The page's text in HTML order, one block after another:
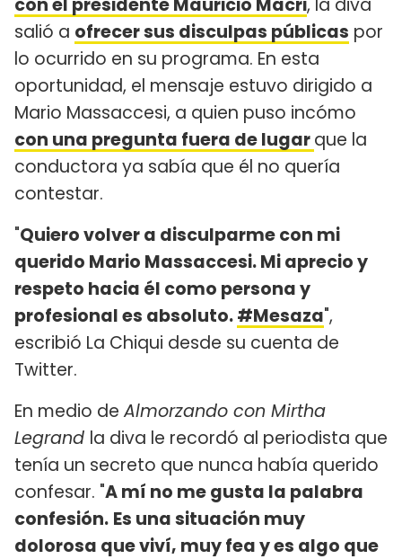
salió a ofrecer sus disculpas públicas por
lo ocurrido en su programa. En esta
oportunidad, el mensaje estuvo dirigido a
Mario Massaccesi, a quien puso incómo
con una pregunta fuera de lugarque la
conductora ya sabía que él no quería
contestar.
"Quiero volver a disculparme con mi
querido Mario Massaccesi. Mi aprecio y
respeto hacia él como persona y
profesional es absoluto.#Mesaza",
escribió La Chiqui desde su cuenta de
Twitter.
En medio deAlmorzando con Mirtha
Legrand la diva le recordó al periodista que
tenía un secreto que nunca había querido
confesar. "A mí no me gusta la palabra
confesión. Es una situación muy
dolorosa que viví, muy fea y es algo que